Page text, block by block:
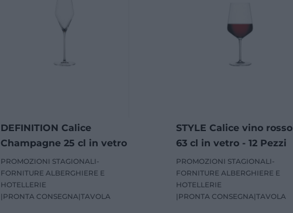
DEFINITION Calice
Champagne 25 cl in vetro
- 12 Pezzi
PROMOZIONI STAGIONALI-
FORNITURE ALBERGHIERE E
HOTELLERIE
| PRONTA CONSEGNA|TAVOLA
STYLE Calice vino rosso
63 cl in vetro - 12 Pezzi
PROMOZIONI STAGIONALI-
FORNITURE ALBERGHIERE E
HOTELLERIE
| PRONTA CONSEGNA|TAVOLA